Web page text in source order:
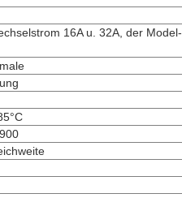
16A u. 32A, der Model-